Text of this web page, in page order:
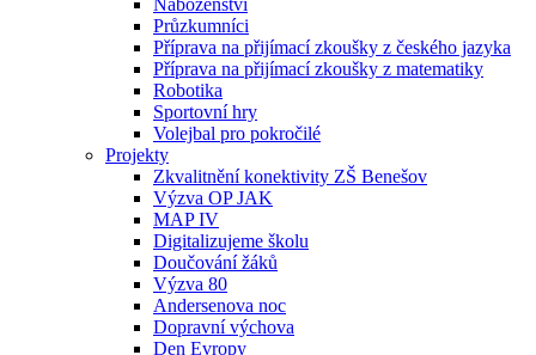
Náboženství
Průzkumníci
Příprava na přijímací zkoušky z českého jazyka
Příprava na přijímací zkoušky z matematiky
Robotika
Sportovní hry
Volejbal pro pokročilé
Projekty
Zkvalitnění konektivity ZŠ Benešov
Výzva OP JAK
MAP IV
Digitalizujeme školu
Doučování žáků
Výzva 80
Andersenova noc
Dopravní výchova
Den Evropy